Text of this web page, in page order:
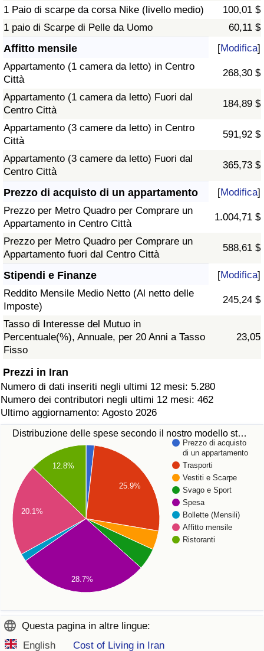
1 Paio di scarpe da corsa Nike (livello medio)
100,01 $
1 paio di Scarpe di Pelle da Uomo
60,11 $
Affitto mensile [Modifica]
Appartamento (1 camera da letto) in Centro
Città
268,30 $
Appartamento (1 camera da letto) Fuori dal
Centro Città
184,89 $
Appartamento (3 camere da letto) in Centro
Città
591,92 $
Appartamento (3 camere da letto) Fuori dal
Centro Città
365,73 $
Prezzo di acquisto di un appartamento [Modifica]
Prezzo per Metro Quadro per Comprare un
Appartamento in Centro Città
1.004,71 $
Prezzo per Metro Quadro per Comprare un
Appartamento fuori dal Centro Città
588,61 $
Stipendi e Finanze [Modifica]
Reddito Mensile Medio Netto (Al netto delle
Imposte)
245,24 $
Tasso di Interesse del Mutuo in
Percentuale(%), Annuale, per 20 Anni a Tasso
Fisso
23,05
Prezzi in Iran
Numero di dati inseriti negli ultimi 12 mesi: 5.280
Numero dei contributori negli ultimi 12 mesi: 462
Ultimo aggiornamento: Agosto 2026
Distribuzione delle spese secondo il nostro modello st…
Prezzo di acquisto
di un appartamento
Trasporti
Vestiti e Scarpe
Svago e Sport
Spesa
Bollette (Mensili)
Affitto mensile
Ristoranti
25.9%
12.8%
20.1%
28.7%
Questa pagina in altre lingue:
English
Cost of Living in Iran